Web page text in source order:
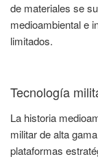
de materiales se
medioambiental e
limitados.
Tecnología
La historia
militar de alta
plataformas